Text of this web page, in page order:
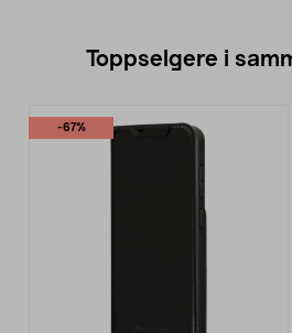
Toppselgere i
-67%